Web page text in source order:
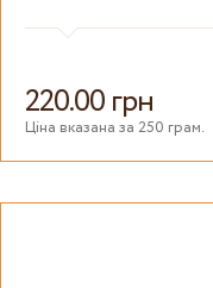
220.00 грн
Ціна вказана за 250 грам.